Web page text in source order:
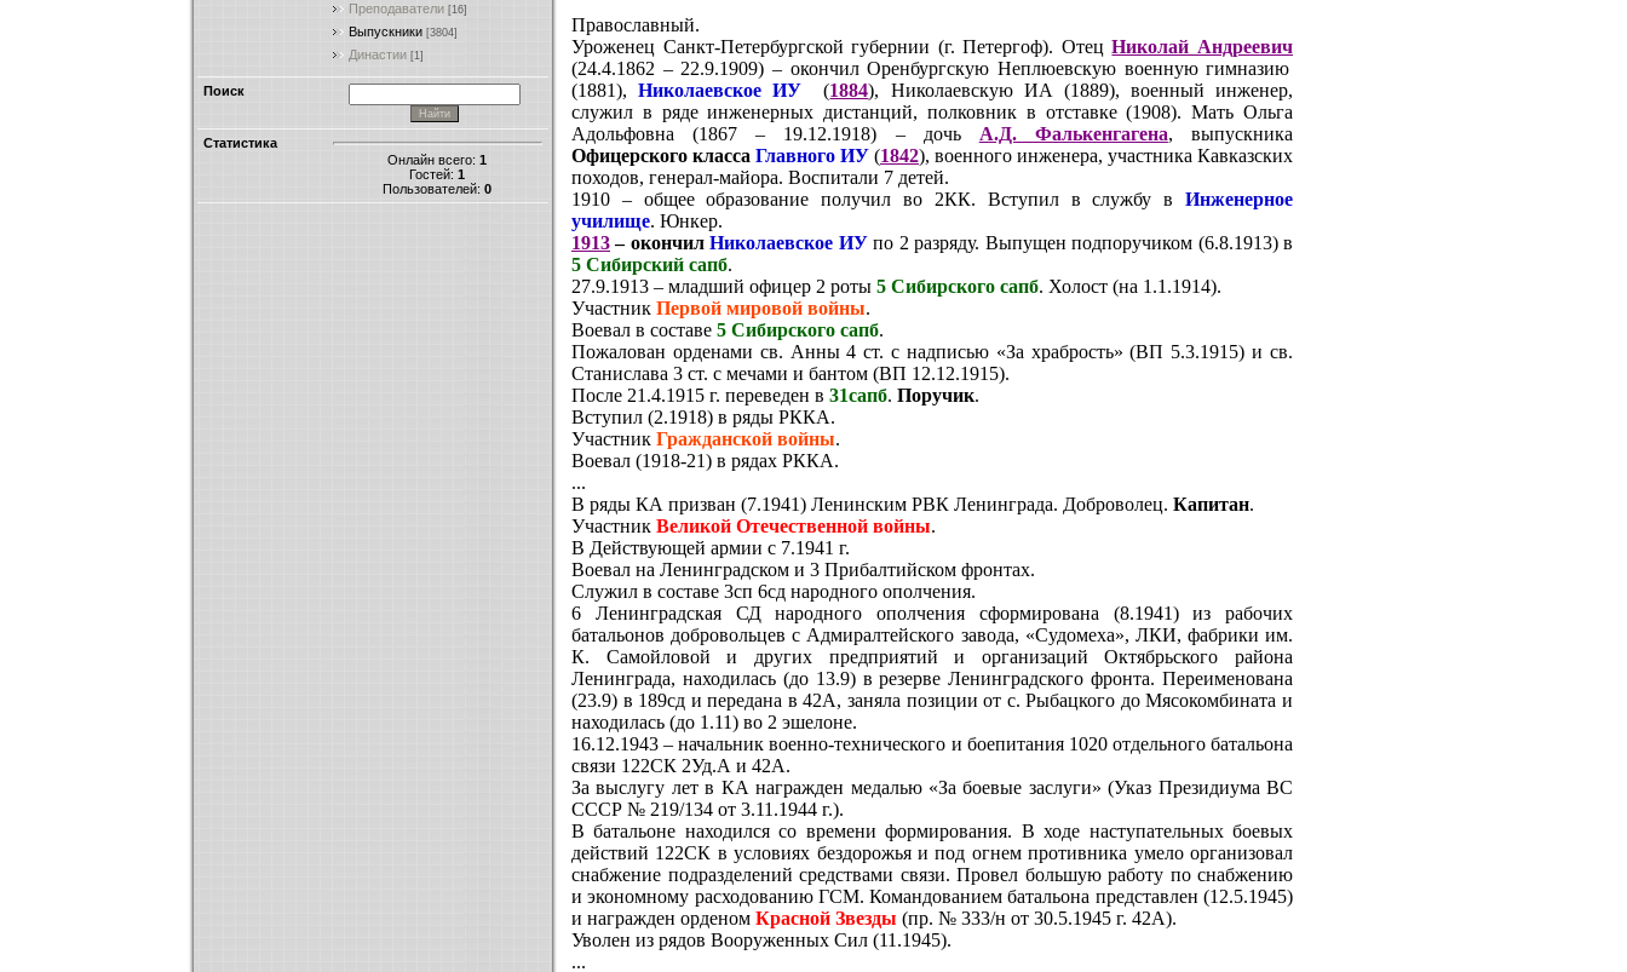
Преподаватели [16]
Выпускники [3804]
Династии [1]
Поиск
Статистика
Онлайн всего: 1
Гостей: 1
Пользователей: 0
Православный.
Уроженец Санкт-Петербургской губернии (г. Петергоф). ОтецНиколай Андреевич
(24.4.1862 – 22.9.1909) – окончил Оренбургскую Неплюевскую военную гимназию
(1881),Николаевское ИУ (1884), Николаевскую ИА (1889), военный инженер,
служил в ряде инженерных дистанций, полковник в отставке (1908). Мать Ольга
Адольфовна (1867 – 19.12.1918) – дочь А.Д. Фалькенгагена, выпускника
Офицерского класса Главного ИУ (1842), военного инженера, участника Кавказских
походов, генерал-майора. Воспитали 7 детей.
1910 – общее образование получил во 2КК. Вступил в службу в Инженерное
училище. Юнкер.
1913– окончилНиколаевское ИУпо 2 разряду. Выпущен подпоручиком (6.8.1913) в
5 Сибирский сапб.
27.9.1913 – младший офицер 2 роты 5 Сибирского сапб. Холост (на 1.1.1914).
Участник Первой мировой войны.
Воевал в составе 5 Сибирского сапб.
Пожалован орденами св. Анны 4 ст. с надписью «За храбрость» (ВП 5.3.1915) и св.
Станислава 3 ст. с мечами и бантом (ВП 12.12.1915).
После 21.4.1915 г. переведен в 31сапб. Поручик.
Вступил (2.1918) в ряды РККА.
Участник Гражданской войны.
Воевал (1918-21) в рядах РККА.
...
В ряды КА призван (7.1941) Ленинским РВК Ленинграда. Доброволец. Капитан.
Участник Великой Отечественной войны.
В Действующей армии с 7.1941 г.
Воевал на Ленинградском и 3 Прибалтийском фронтах.
Служил в составе 3сп 6сд народного ополчения.
6 Ленинградская СД народного ополчения сформирована (8.1941) из рабочих
батальонов добровольцев с Адмиралтейского завода, «Судомеха», ЛКИ, фабрики им.
К. Самойловой и других предприятий и организаций Октябрьского района
Ленинграда, находилась (до 13.9) в резерве Ленинградского фронта. Переименована
(23.9) в 189сд и передана в 42А, заняла позиции от с. Рыбацкого до Мясокомбината и
находилась (до 1.11) во 2 эшелоне.
16.12.1943 – начальник военно-технического и боепитания 1020 отдельного батальона
связи 122СК 2Уд.А и 42А.
За выслугу лет в КА награжден медалью «За боевые заслуги» (Указ Президиума ВС
СССР № 219/134 от 3.11.1944 г.).
В батальоне находился со времени формирования. В ходе наступательных боевых
действий 122СК в условиях бездорожья и под огнем противника умело организовал
снабжение подразделений средствами связи. Провел большую работу по снабжению
и экономному расходованию ГСМ. Командованием батальона представлен (12.5.1945)
и награжден орденом Красной Звезды (пр. № 333/н от 30.5.1945 г. 42А).
Уволен из рядов Вооруженных Сил (11.1945).
...